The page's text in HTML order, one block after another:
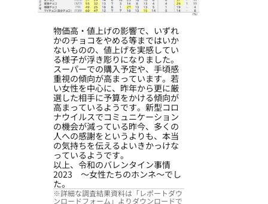
物価高・値上げの影響で、いずれ
かのチョコをやめる等まではいか
ないものの、値上げを実感してい
る様子が浮き彫りになりました。
スーパーでの購入予定や、手頃感
重視の傾向が高まっています。若
い女性を中心に、昨年から更に厳
選した相手に予算をかける傾向が
高まっているようです。新型コロ
ナウイルスでコミュニケーション
の機会が減っている昨今、多くの
人への感謝をというよりも、本当
の気持ちを伝えるよいきかっけな
っているようです。
以上、令和のバレンタイン事情
2023 ～女性たちのホンネ～でし
た。
※詳細な調査結果資料は「レポートダウ
ンロードフォーム」よりダウンロードで